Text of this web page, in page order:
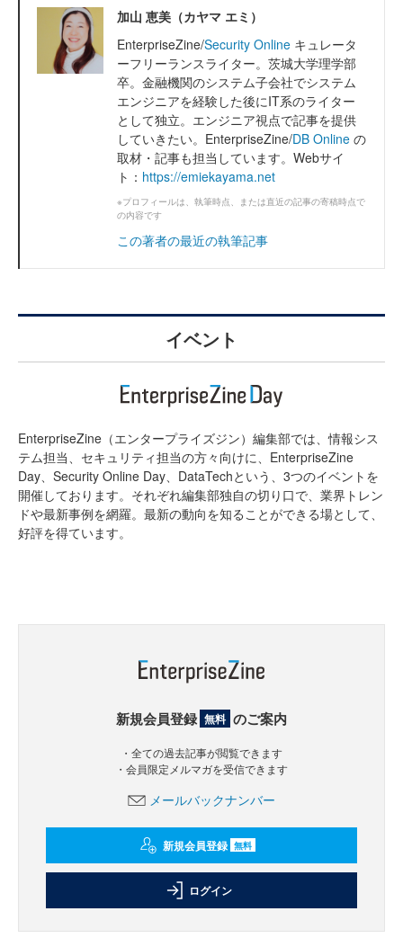
加山 恵美（カヤマ エミ）
EnterpriseZine/Security Online キュレータ
ーフリーランスライター。茨城大学理学部
卒。金融機関のシステム子会社でシステム
エンジニアを経験した後にIT系のライター
として独立。エンジニア視点で記事を提供
していきたい。EnterpriseZine/DB Online の
取材・記事も担当しています。Webサイ
ト： https://emiekayama.net
※プロフィールは、執筆時点、または直近の記事の寄稿時点で
の内容です
この著者の最近の執筆記事
イベント
EnterpriseZine（エンタープライズジン）編集部では、情報シス
テム担当、セキュリティ担当の方々向けに、EnterpriseZine
Day、Security Online Day、DataTechという、3つのイベントを
開催しております。それぞれ編集部独自の切り口で、業界トレン
ドや最新事例を網羅。最新の動向を知ることができる場として、
好評を得ています。
新規会員登録 無料 のご案内
・全ての過去記事が閲覧できます
・会員限定メルマガを受信できます
メールバックナンバー
新規会員登録 無料
ログイン